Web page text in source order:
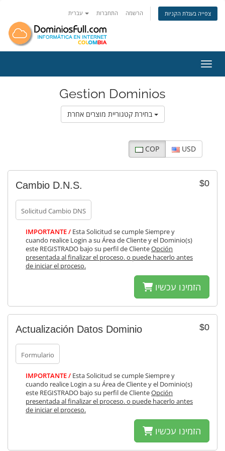
התחברות הרשמה צפייה בעגלת הקניות
Gestion Dominios
בחירת קטגוריית מוצרים אחרת
COP USD
$0
Cambio D.N.S.
Solicitud Cambio DNS
IMPORTANTE / Esta Solicitud se cumple Siempre y
cuando realice Login a su Área de Cliente y el Dominio(s)
este REGISTRADO bajo su perfil de ClienteOpción
presentada al finalizar el proceso. o puede hacerlo antes
de iniciar el proceso.
הזמינו עכשיו
$0
Actualización Datos Dominio
Formulario
IMPORTANTE / Esta Solicitud se cumple Siempre y
cuando realice Login a su Área de Cliente y el Dominio(s)
este REGISTRADO bajo su perfil de ClienteOpción
presentada al finalizar el proceso. o puede hacerlo antes
de iniciar el proceso.
הזמינו עכשיו